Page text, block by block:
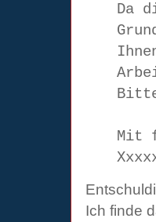
Da
Mit
Ich finde